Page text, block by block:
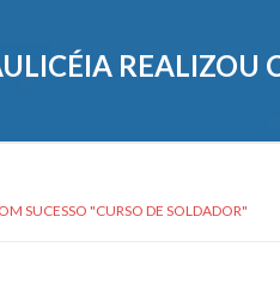
REALIZOU
SUCESSO "CURSO DE SOLDADOR"